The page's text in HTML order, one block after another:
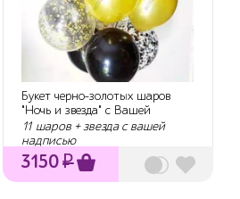
Букет черно-золотых шаров
"Ночь и звезда" с Вашей
надписью
11 шаров + звезда с вашей
надписью
3150₽